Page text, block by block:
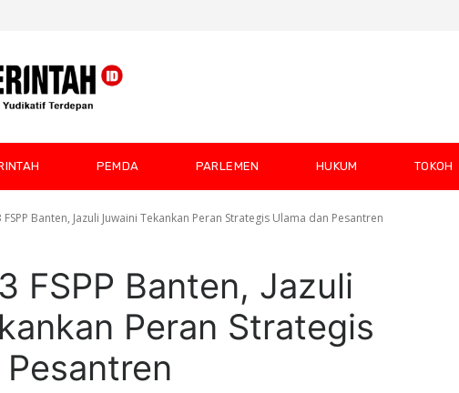
PEMDA PARLEMEN HUKUM TOKOH
Banten, Jazuli Juwaini Tekankan Peran Strategis Ulama dan Pesantren
FSPP Banten, Jazuli
Peran Strategis